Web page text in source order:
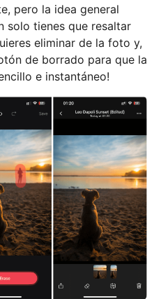
pero la idea general
solo tienes que resaltar
eliminar de la foto y,
de borrado para que la
e instantáneo!